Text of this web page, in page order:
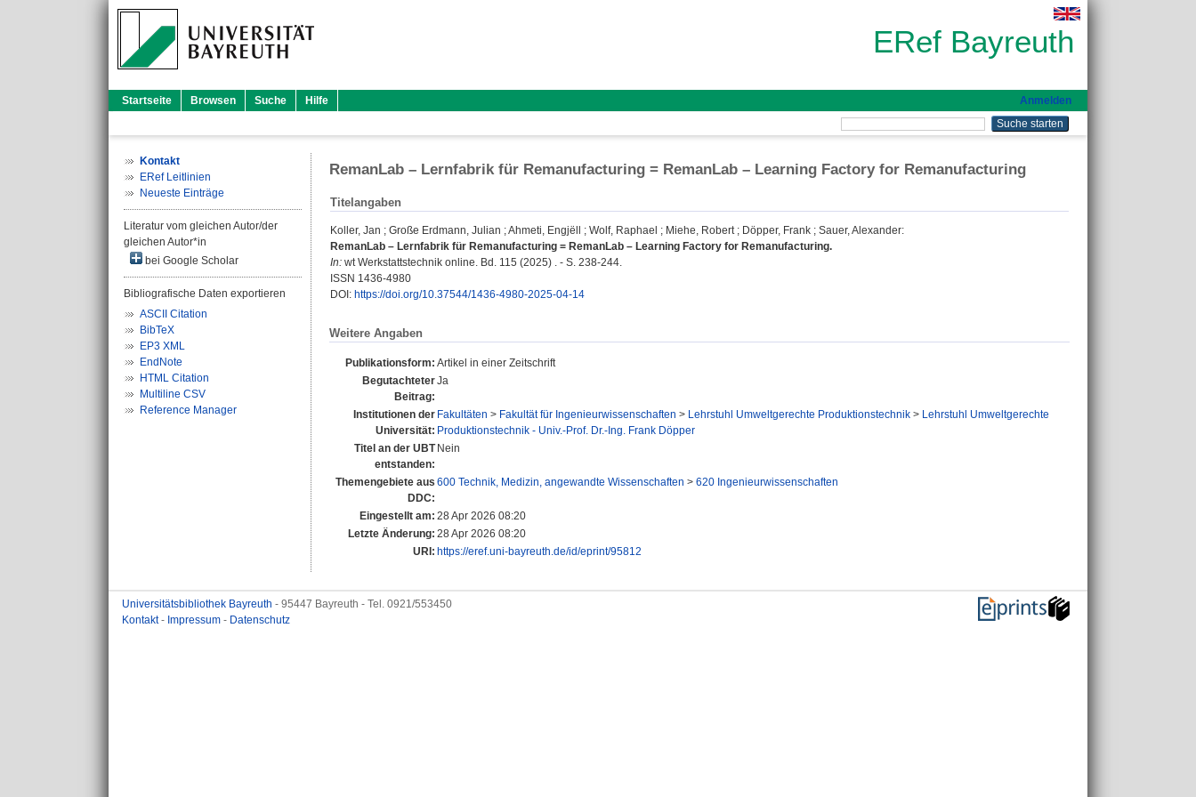
ERef Bayreuth
Startseite Browsen Suche Hilfe Anmelden
Kontakt
ERef Leitlinien
Neueste Einträge
Literatur vom gleichen Autor/der
gleichen Autor*in
bei Google Scholar
Bibliografische Daten exportieren
ASCII Citation
BibTeX
EP3 XML
EndNote
HTML Citation
Multiline CSV
Reference Manager
RemanLab – Lernfabrik für Remanufacturing = RemanLab – Learning Factory for Remanufacturing
Titelangaben
Koller, Jan ; Große Erdmann, Julian ;Ahmeti, Engjëll ; Wolf, Raphael ; Miehe, Robert; Döpper, Frank ; Sauer, Alexander:
RemanLab – Lernfabrik für Remanufacturing = RemanLab – Learning Factory for Remanufacturing.
In: wt Werkstattstechnik online. Bd. 115 (2025) . - S. 238-244.
ISSN 1436-4980
DOI: https://doi.org/10.37544/1436-4980-2025-04-14
Weitere Angaben
Publikationsform: Artikel in einer Zeitschrift
Begutachteter
Beitrag:
Ja
Institutionen der
Universität:
Fakultäten > Fakultät für Ingenieurwissenschaften > Lehrstuhl Umweltgerechte Produktionstechnik > Lehrstuhl Umweltgerechte
Produktionstechnik - Univ.-Prof. Dr.-Ing. Frank Döpper
Titel an der UBT
entstanden:
Nein
Themengebiete aus
DDC:
600 Technik, Medizin, angewandte Wissenschaften > 620 Ingenieurwissenschaften
Eingestellt am: 28 Apr 2026 08:20
Letzte Änderung: 28 Apr 2026 08:20
URI: https://eref.uni-bayreuth.de/id/eprint/95812
Universitätsbibliothek Bayreuth - 95447 Bayreuth - Tel. 0921/553450
Kontakt- Impressum - Datenschutz